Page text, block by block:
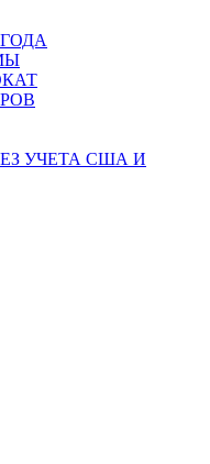
УЧЕТА США И